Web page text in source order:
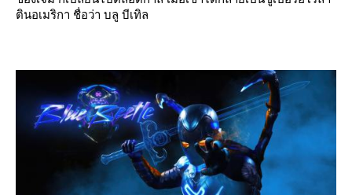
ตินอเมริกา ชื่อว่า บลู บีเทิล